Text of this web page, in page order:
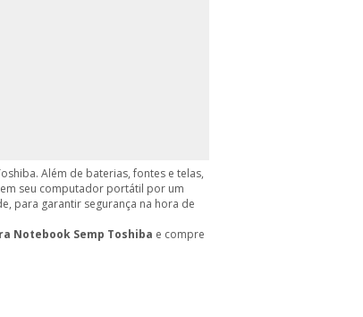
Além de baterias, fontes e telas,
seu computador portátil por um
para garantir segurança na hora de
Notebook Semp Toshiba e compre